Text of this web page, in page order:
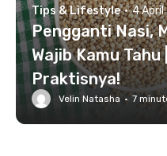
Tips & Lifestyle · 4 April
Pengganti Nasi,
Wajib Kamu
Praktisnya!
Velin Natasha · 7